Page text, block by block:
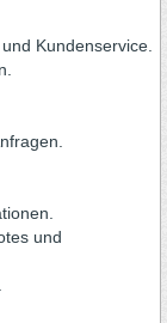
Kundenservice.
und